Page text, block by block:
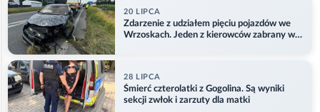
20 LIPCA
Zdarzenie z udziałem pięciu pojazdów we
Wrzoskach. Jeden z kierowców zabrany w
28 LIPCA
Śmierć czterolatki z Gogolina. Są wyniki
sekcji zwłok i zarzuty dla matki